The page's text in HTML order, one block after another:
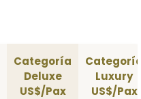
Categoría
Deluxe
US$/Pax
Luxury
US$/Pax